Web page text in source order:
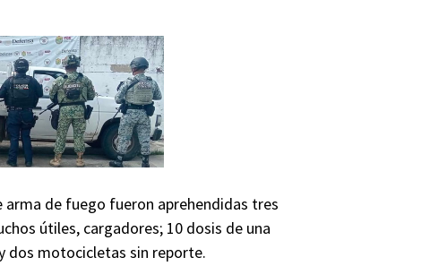
de fuego fueron aprehendidas tres
útiles, cargadores; 10 dosis de una
dos motocicletas sin reporte.